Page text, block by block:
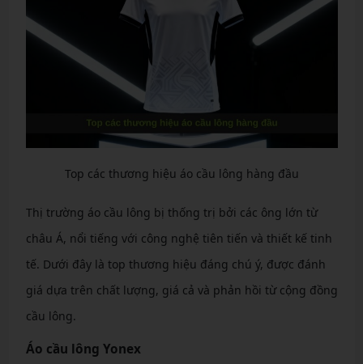
Top các thương hiệu áo cầu lông hàng đầu
Thị trường áo cầu lông bị thống trị bởi các ông lớn từ
châu Á, nổi tiếng với công nghệ tiên tiến và thiết kế tinh
tế. Dưới đây là top thương hiệu đáng chú ý, được đánh
giá dựa trên chất lượng, giá cả và phản hồi từ cộng đồng
cầu lông.
Áo cầu lông Yonex